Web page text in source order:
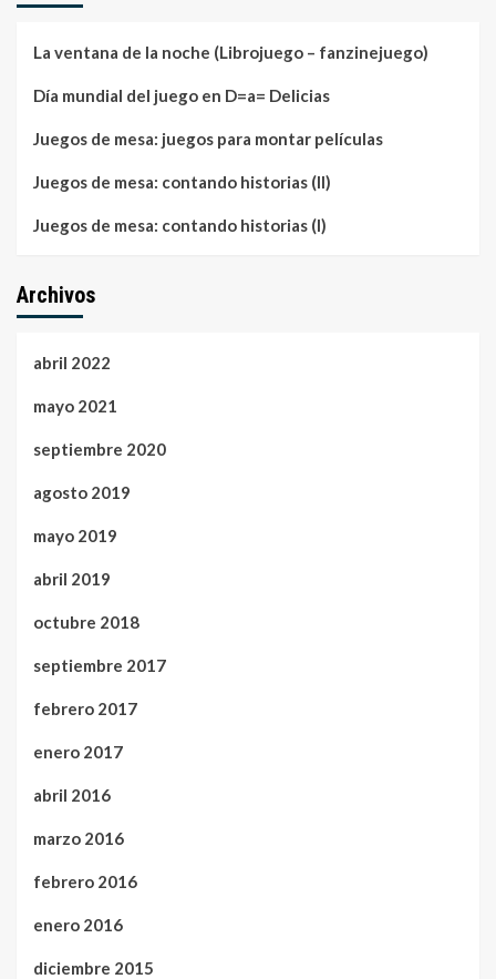
La ventana de la noche (Librojuego – fanzinejuego)
Día mundial del juego en D=a= Delicias
Juegos de mesa: juegos para montar películas
Juegos de mesa: contando historias (II)
Juegos de mesa: contando historias (I)
Archivos
abril 2022
mayo 2021
septiembre 2020
agosto 2019
mayo 2019
abril 2019
octubre 2018
septiembre 2017
febrero 2017
enero 2017
abril 2016
marzo 2016
febrero 2016
enero 2016
diciembre 2015